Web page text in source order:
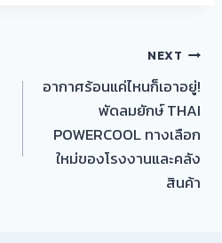
NEXT
อากาศร้อนแค่ไหนก็เอาอยู่!
พัดลมยักษ์ THAI
POWERCOOL ทางเลือก
ใหม่ของโรงงานและคลัง
สินค้า